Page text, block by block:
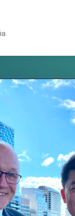
3大面向加速臺灣
項產品豁免對等關稅
合作方能守護繁榮
方向 盼與民主夥伴
深化台印尼半導體供